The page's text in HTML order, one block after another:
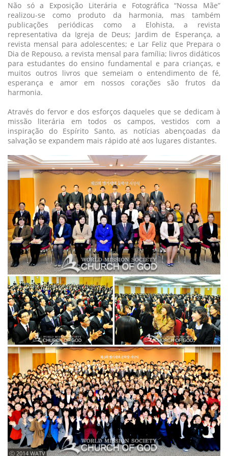
Não só a Exposição Literária e Fotográfica “Nossa Mãe”
realizou-se como produto da harmonia, mas também
publicações periódicas como a Elohista, a revista
representativa da Igreja de Deus; Jardim de Esperança, a
revista mensal para adolescentes; e Lar Feliz que Prepara o
Dia de Repouso, a revista mensal para família; livros didáticos
para estudantes do ensino fundamental e para crianças, e
muitos outros livros que semeiam o entendimento de fé,
esperança e amor em nossos corações são frutos da
harmonia.
Através do fervor e dos esforços daqueles que se dedicam à
missão literária em todos os campos, vestidos com a
inspiração do Espírito Santo, as notícias abençoadas da
salvação se expandem mais rápido até aos lugares distantes.
ⓒ 2014 WATV